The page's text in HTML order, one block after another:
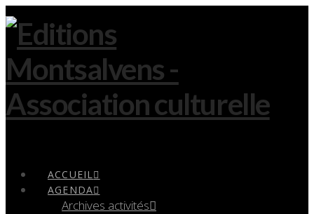
ACCUEIL
AGENDA
Archives activités